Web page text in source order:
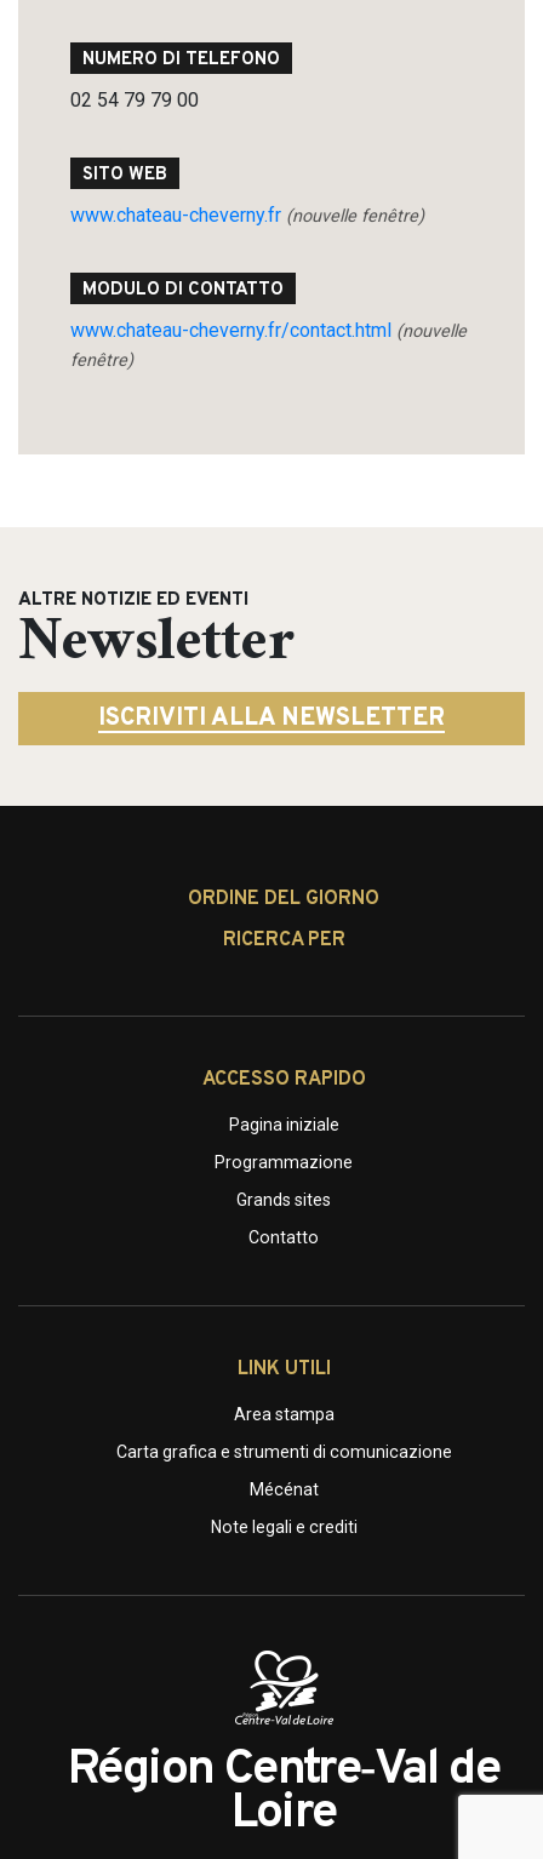
NUMERO DI TELEFONO
02 54 79 79 00
SITO WEB
www.chateau-cheverny.fr (nouvelle fenêtre)
MODULO DI CONTATTO
www.chateau-cheverny.fr/contact.html (nouvelle
fenêtre)
ALTRE NOTIZIE ED EVENTI
Newsletter
ISCRIVITI ALLA NEWSLETTER
ORDINE DEL GIORNO
RICERCA PER
ACCESSO RAPIDO
Pagina iniziale
Programmazione
Grands sites
Contatto
LINK UTILI
Area stampa
Carta grafica e strumenti di comunicazione
Mécénat
Note legali e crediti
Région Centre‑Val de
Loire